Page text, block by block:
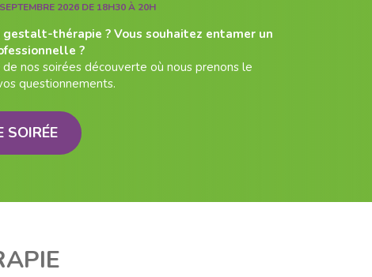
2026 DE 18H30 À 20H
thérapie ? Vous souhaitez entamer un
?
nos soirées découverte où nous prenons le
questionnements.
SOIRÉE